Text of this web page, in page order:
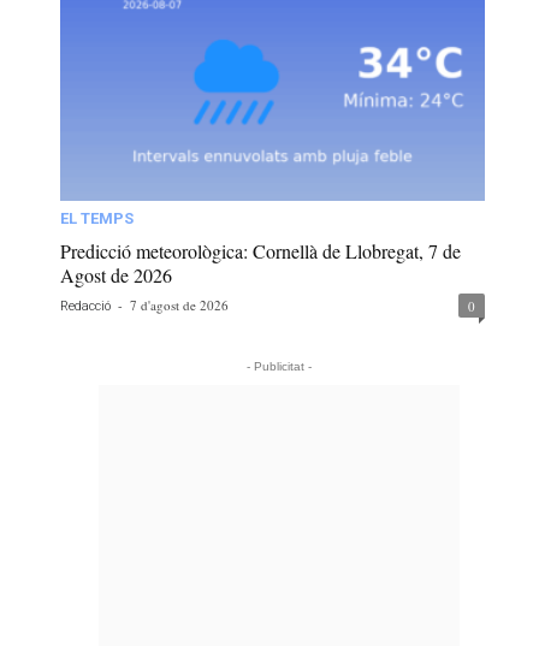
EL TEMPS
Predicció meteorològica: Cornellà de Llobregat, 7 de
Agost de 2026
Redacció - 7 d'agost de 2026 0
- Publicitat -